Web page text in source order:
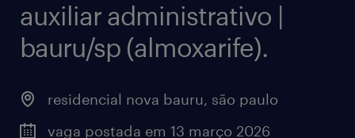
auxiliar administrativo |
bauru/sp (almoxarife).
residencial nova bauru, são paulo
vaga postada em 13 março 2026